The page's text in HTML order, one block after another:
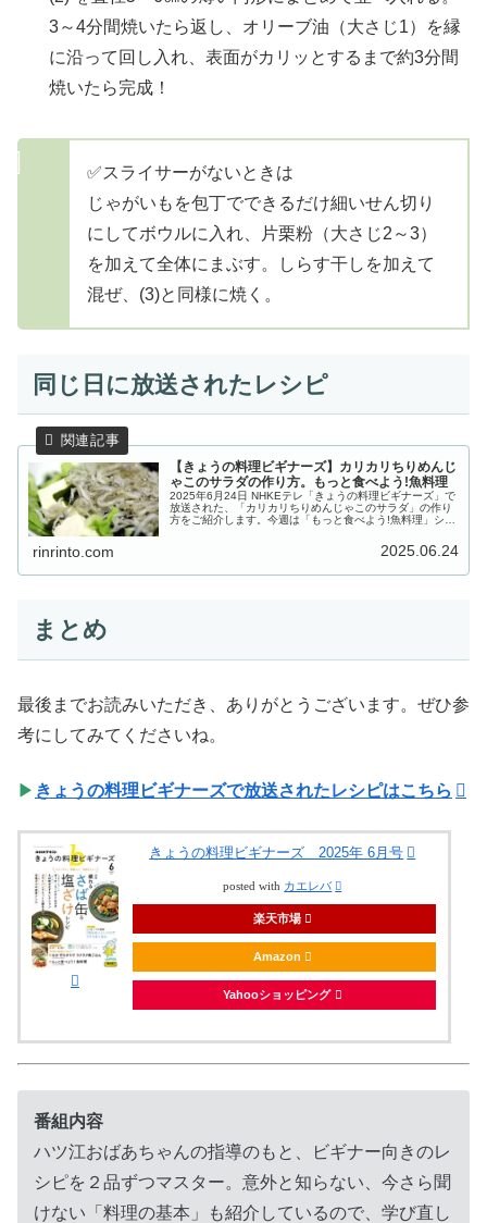
3～4分間焼いたら返し、オリーブ油（大さじ1）を縁
に沿って回し入れ、表面がカリッとするまで約3分間
焼いたら完成！
✅スライサーがないときは
じゃがいもを包丁でできるだけ細いせん切り
にしてボウルに入れ、片栗粉（大さじ2～3）
を加えて全体にまぶす。しらす干しを加えて
混ぜ、(3)と同様に焼く。
同じ日に放送されたレシピ
【きょうの料理ビギナーズ】カリカリちりめんじ
ゃこのサラダの作り方。もっと食べよう!魚料理
2025年6月24日 NHKEテレ「きょうの料理ビギナーズ」で
放送された、「カリカリちりめんじゃこのサラダ」の作り
方をご紹介します。今週は「もっと食べよう!魚料理」シリ
rinrinto.com 2025.06.24
まとめ
最後までお読みいただき、ありがとうございます。ぜひ参
考にしてみてくださいね。
▶ きょうの料理ビギナーズで放送されたレシピはこちら
きょうの料理ビギナーズ 2025年 6月号
posted with カエレバ
楽天市場
Amazon
Yahooショッピング
番組内容
ハツ江おばあちゃんの指導のもと、ビギナー向きのレ
シピを２品ずつマスター。意外と知らない、今さら聞
けない「料理の基本」も紹介しているので、学び直し